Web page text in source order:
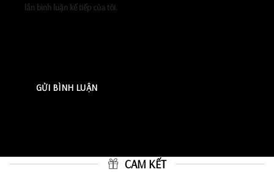
lần bình luận kế tiếp của tôi.
CAM KẾT